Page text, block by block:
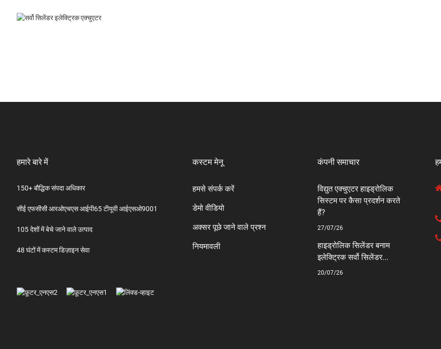
हमारे बारे में
150+ बौद्धिक संपदा अधिकार
सीई एफसीसी आरओएचएस आईपी65 टीयूवी आईएसओ9001
105 देशों में बेचे जाने वाले उत्पाद
48 घंटों में कस्टम डिज़ाइन सेवा
कस्टम मेनू
हमसे संपर्क करें
डेमो वीडियो
अक्सर पूछे जाने वाले प्रश्न
नियमावली
कंपनी समाचार
विद्युत एक्चुएटर हाइड्रोलिक
सिस्टम पर कैसा प्रदर्शन करते
हैं?
27/07/26
हाइड्रोलिक सिलेंडर बनाम
इलेक्ट्रिक सर्वो सिलेंडर...
20/07/26